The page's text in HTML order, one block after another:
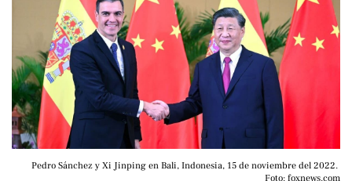
Pedro Sánchez y Xi Jinping en Bali, Indonesia, 15 de noviembre del 2022.
Foto: foxnews.com